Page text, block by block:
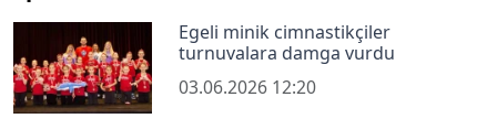
Egeli minik cimnastikçiler
turnuvalara damga vurdu
03.06.2026 12:20